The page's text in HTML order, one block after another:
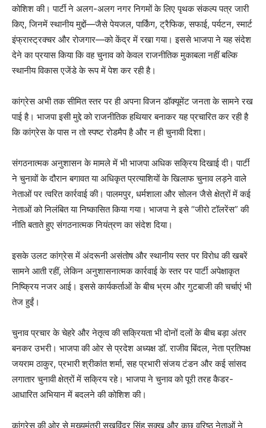
कोशिश की। पार्टी ने अलग-अलग नगर निगमों के लिए पृथक संकल्प पत्र जारी
किए, जिनमें स्थानीय मुद्दों—जैसे पेयजल, पार्किंग, ट्रैफिक, सफाई, पर्यटन, स्मार्ट
इंफ्रास्ट्रक्चर और रोजगार—को केंद्र में रखा गया। इससे भाजपा ने यह संदेश
देने का प्रयास किया कि वह चुनाव को केवल राजनीतिक मुकाबला नहीं बल्कि
स्थानीय विकास एजेंडे के रूप में पेश कर रही है।
कांग्रेस अभी तक सीमित स्तर पर ही अपना विजन डॉक्यूमेंट जनता के सामने रख
पाई है। भाजपा इसी मुद्दे को राजनीतिक हथियार बनाकर यह प्रचारित कर रही है
कि कांग्रेस के पास न तो स्पष्ट रोडमैप है और न ही चुनावी दिशा।
संगठनात्मक अनुशासन के मामले में भी भाजपा अधिक सक्रिय दिखाई दी। पार्टी
ने चुनावों के दौरान बगावत या अधिकृत प्रत्याशियों के खिलाफ चुनाव लड़ने वाले
नेताओं पर त्वरित कार्रवाई की। पालमपुर, धर्मशाला और सोलन जैसे क्षेत्रों में कई
नेताओं को निलंबित या निष्कासित किया गया। भाजपा ने इसे “जीरो टॉलरेंस” की
नीति बताते हुए संगठनात्मक नियंत्रण का संदेश दिया।
इसके उलट कांग्रेस में अंदरूनी असंतोष और स्थानीय स्तर पर विरोध की खबरें
सामने आती रहीं, लेकिन अनुशासनात्मक कार्रवाई के स्तर पर पार्टी अपेक्षाकृत
निष्क्रिय नजर आई। इससे कार्यकर्ताओं के बीच भ्रम और गुटबाजी की चर्चाएं भी
तेज हुईं।
चुनाव प्रचार के चेहरे और नेतृत्व की सक्रियता भी दोनों दलों के बीच बड़ा अंतर
बनकर उभरी। भाजपा की ओर से प्रदेश अध्यक्ष डॉ. राजीव बिंदल, नेता प्रतिपक्ष
जयराम ठाकुर, प्रभारी श्रीकांत शर्मा, सह प्रभारी संजय टंडन और कई सांसद
लगातार चुनावी क्षेत्रों में सक्रिय रहे। भाजपा ने चुनाव को पूरी तरह कैडर-
आधारित अभियान में बदलने की कोशिश की।
कांग्रेस की ओर से मुख्यमंत्री सुखविंदर सिंह सुक्खू और कुछ वरिष्ठ नेताओं ने